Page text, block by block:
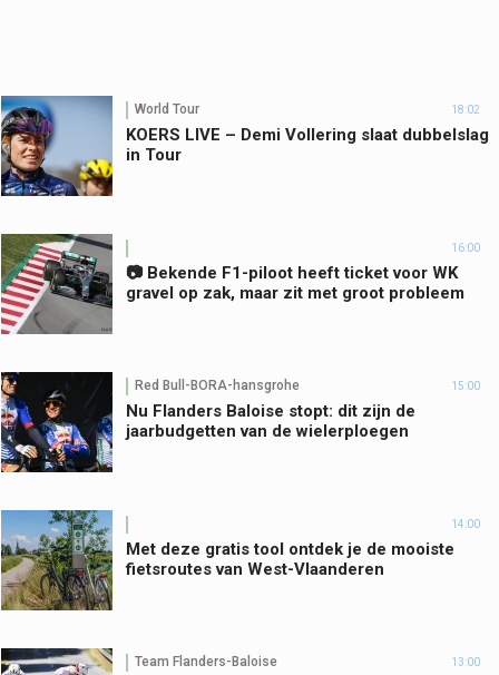
World Tour 18:02
KOERS LIVE – Demi Vollering slaat dubbelslag
in Tour
16:00
📷 Bekende F1-piloot heeft ticket voor WK
gravel op zak, maar zit met groot probleem
Red Bull-BORA-hansgrohe 15:00
Nu Flanders Baloise stopt: dit zijn de
jaarbudgetten van de wielerploegen
14:00
Met deze gratis tool ontdek je de mooiste
fietsroutes van West-Vlaanderen
Team Flanders-Baloise 13:00